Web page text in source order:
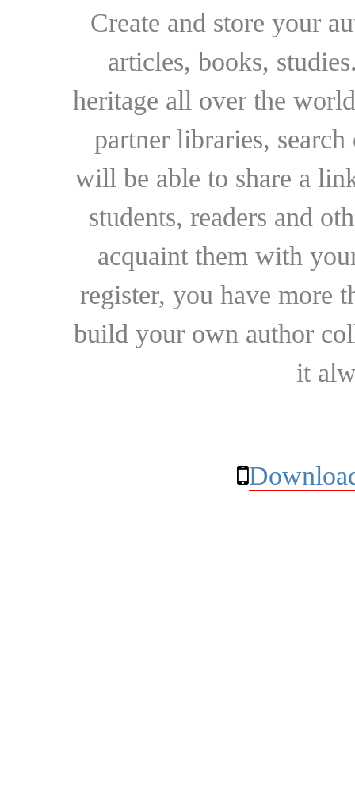
Create and store your
articles, books,
heritage all over the
partner libraries,
will be able to share a
students, readers and
acquaint them with
register, you have more
build your own author
it